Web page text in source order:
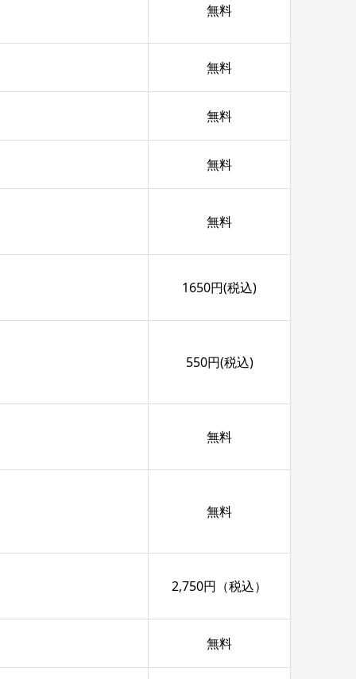
無料
無料
無料
無料
無料
1650円(税込)
550円(税込)
無料
無料
2,750円（税込）
無料